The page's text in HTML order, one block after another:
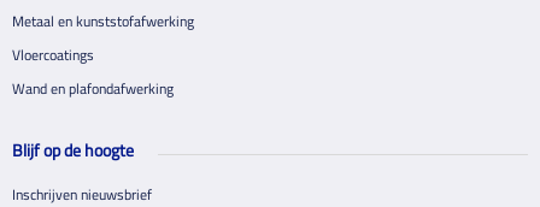
Metaal en kunststofafwerking
Vloercoatings
Wand en plafondafwerking
Blijf op de hoogte
Inschrijven nieuwsbrief